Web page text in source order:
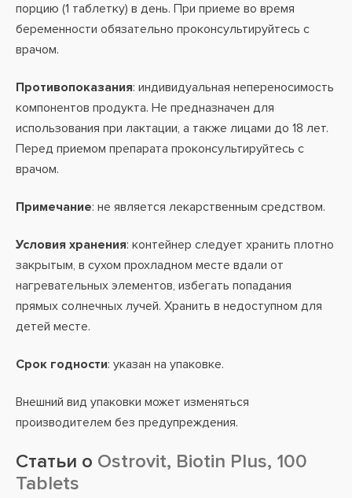
порцию (1 таблетку) в день. При приеме во время
беременности обязательно проконсультируйтесь с
врачом.
Противопоказания: индивидуальная непереносимость
компонентов продукта. Не предназначен для
использования при лактации, а также лицами до 18 лет.
Перед приемом препарата проконсультируйтесь с
врачом.
Примечание: не является лекарственным средством.
Условия хранения: контейнер следует хранить плотно
закрытым, в сухом прохладном месте вдали от
нагревательных элементов, избегать попадания
прямых солнечных лучей. Хранить в недоступном для
детей месте.
Срок годности: указан на упаковке.
Внешний вид упаковки может изменяться
производителем без предупреждения.
Статьи о Ostrovit, Biotin Plus, 100
Tablets